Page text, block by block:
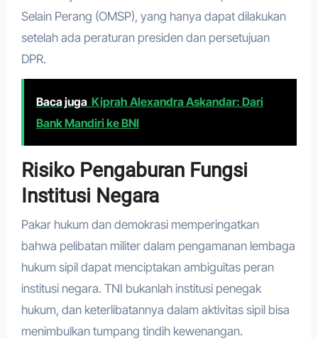
Selain Perang (OMSP), yang hanya dapat dilakukan
setelah ada peraturan presiden dan persetujuan
DPR.
Baca juga Kiprah Alexandra Askandar: Dari
Bank Mandiri ke BNI
Risiko Pengaburan Fungsi
Institusi Negara
Pakar hukum dan demokrasi memperingatkan
bahwa pelibatan militer dalam pengamanan lembaga
hukum sipil dapat menciptakan ambiguitas peran
institusi negara. TNI bukanlah institusi penegak
hukum, dan keterlibatannya dalam aktivitas sipil bisa
menimbulkan tumpang tindih kewenangan.